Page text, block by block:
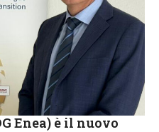
Enea) è il nuovo